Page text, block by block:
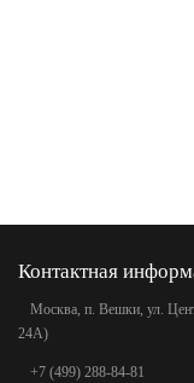
Контактная
Москва, п. Вешки, ул.
24А)
+7 (499) 288-84-81